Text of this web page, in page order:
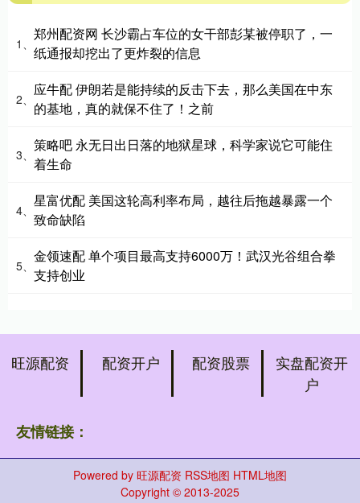
1、
郑州配资网 长沙霸占车位的女干部彭某被停职了，一
纸通报却挖出了更炸裂的信息
2、
应牛配 伊朗若是能持续的反击下去，那么美国在中东
的基地，真的就保不住了！之前
3、
策略吧 永无日出日落的地狱星球，科学家说它可能住
着生命
4、
星富优配 美国这轮高利率布局，越往后拖越暴露一个
致命缺陷
5、
金领速配 单个项目最高支持6000万！武汉光谷组合拳
支持创业
旺源配资 配资开户 配资股票
实盘配资开
户
友情链接：
Powered by 旺源配资 RSS地图 HTML地图
Copyright © 2013-2025